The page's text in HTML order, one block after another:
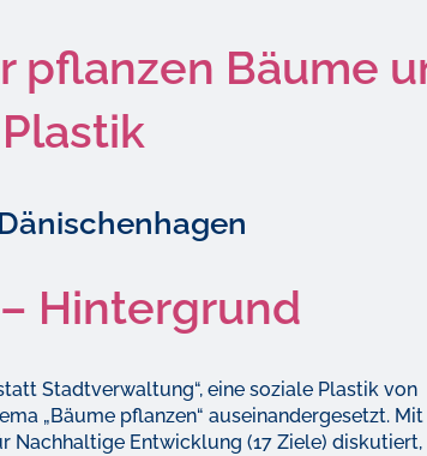
pflanzen Bäume
Hintergrund
Stadtverwaltung“, eine soziale Plastik von
„Bäume pflanzen“ auseinandergesetzt. Mit
Entwicklung (17 Ziele) diskutiert,